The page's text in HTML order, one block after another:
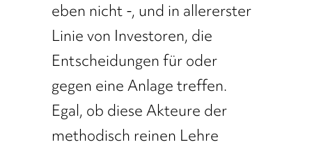
eben nicht -, und in allererster
Linie von Investoren, die
Entscheidungen für oder
gegen eine Anlage treffen.
Egal, ob diese Akteure der
methodisch reinen Lehre